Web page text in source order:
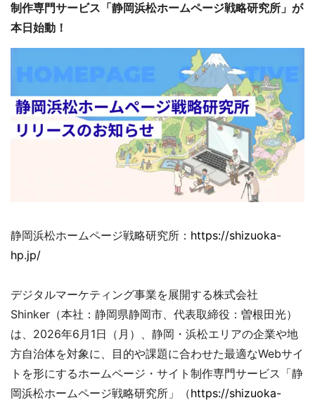
制作専門サービス「静岡浜松ホームページ戦略研究所」が
本日始動！
静岡浜松ホームページ戦略研究所： https://shizuoka-
hp.jp/
デジタルマーケティング事業を展開する株式会社
Shinker（本社：静岡県静岡市、代表取締役：曽根田光）
は、2026年6月1日（月）、静岡・浜松エリアの企業や地
方自治体を対象に、目的や課題に合わせた最適なWebサイ
トを形にするホームページ・サイト制作専門サービス「静
岡浜松ホームページ戦略研究所」（https://shizuoka-